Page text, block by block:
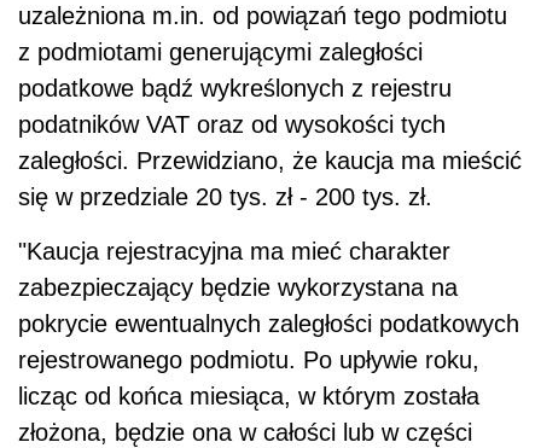
uzależniona m.in. od powiązań tego podmiotu
z podmiotami generującymi zaległości
podatkowe bądź wykreślonych z rejestru
podatników VAT oraz od wysokości tych
zaległości. Przewidziano, że kaucja ma mieścić
się w przedziale 20 tys. zł - 200 tys. zł.
"Kaucja rejestracyjna ma mieć charakter
zabezpieczający będzie wykorzystana na
pokrycie ewentualnych zaległości podatkowych
rejestrowanego podmiotu. Po upływie roku,
licząc od końca miesiąca, w którym została
złożona, będzie ona w całości lub w części